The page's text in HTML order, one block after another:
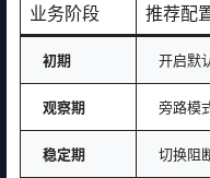
业务阶段 推荐配
初期 开启默
观察期 旁路模
稳定期 切换阻